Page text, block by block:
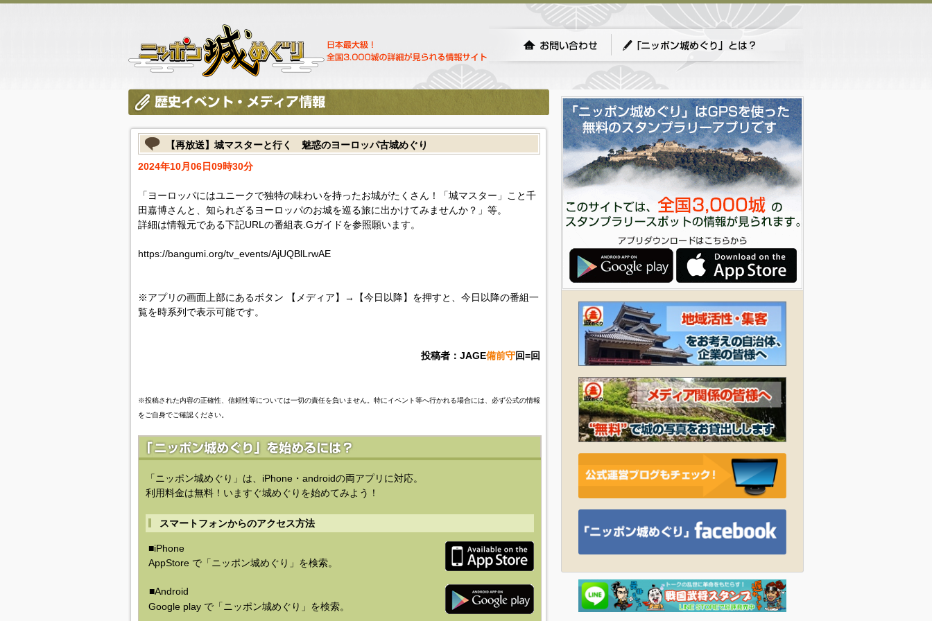
【再放送】城マスターと行く 魅惑のヨーロッパ古城めぐり
2024年10月06日09時30分
「ヨーロッパにはユニークで独特の味わいを持ったお城がたくさん！「城マスター」こと千
田嘉博さんと、知られざるヨーロッパのお城を巡る旅に出かけてみませんか？」等。
詳細は情報元である下記URLの番組表.Gガイドを参照願います。
https://bangumi.org/tv_events/AjUQBlLrwAE
※アプリの画面上部にあるボタン 【メディア】→【今日以降】を押すと、今日以降の番組一
覧を時系列で表示可能です。
投稿者：JAGE備前守回=回
※投稿された内容の正確性、信頼性等については一切の責任を負いません。特にイベント等へ行かれる場合には、必ず公式の情報
をご自身でご確認ください。
「ニッポン城めぐり」は、iPhone・androidの両アプリに対応。
利用料金は無料！いますぐ城めぐりを始めてみよう！
スマートフォンからのアクセス方法
■iPhone
AppStore で「ニッポン城めぐり」を検索。
■Android
Google play で「ニッポン城めぐり」を検索。